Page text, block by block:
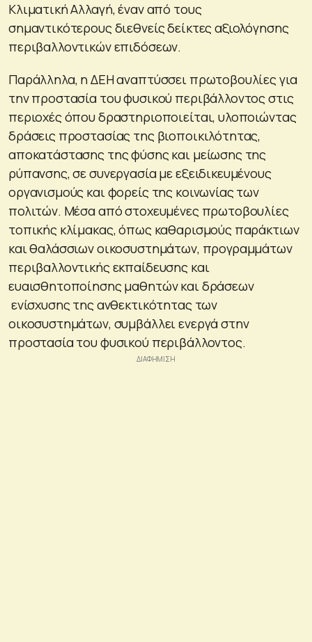
Κλιματική Αλλαγή, έναν από τους
σημαντικότερους διεθνείς δείκτες αξιολόγησης
περιβαλλοντικών επιδόσεων.
Παράλληλα, η ΔΕΗ αναπτύσσει πρωτοβουλίες για
την προστασία του φυσικού περιβάλλοντος στις
περιοχές όπου δραστηριοποιείται, υλοποιώντας
δράσεις προστασίας της βιοποικιλότητας,
αποκατάστασης της φύσης και μείωσης της
ρύπανσης, σε συνεργασία με εξειδικευμένους
οργανισμούς και φορείς της κοινωνίας των
πολιτών. Μέσα από στοχευμένες πρωτοβουλίες
τοπικής κλίμακας, όπως καθαρισμούς παράκτιων
και θαλάσσιων οικοσυστημάτων, προγραμμάτων
περιβαλλοντικής εκπαίδευσης και
ευαισθητοποίησης μαθητών και δράσεων
ενίσχυσης της ανθεκτικότητας των
οικοσυστημάτων, συμβάλλει ενεργά στην
προστασία του φυσικού περιβάλλοντος.